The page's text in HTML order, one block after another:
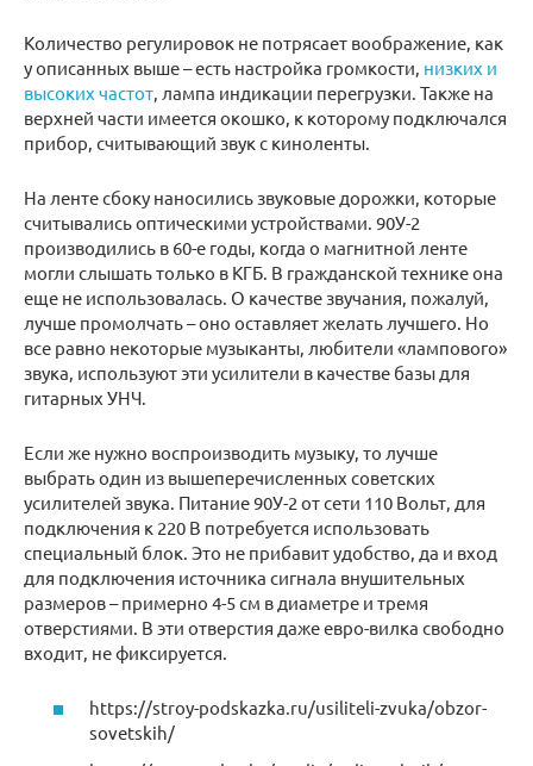
Количество регулировок не потрясает воображение, как
у описанных выше – есть настройка громкости, низких и
высоких частот , лампа индикации перегрузки. Также на
верхней части имеется окошко, к которому подключался
прибор, считывающий звук с киноленты.
На ленте сбоку наносились звуковые дорожки, которые
считывались оптическими устройствами. 90У-2
производились в 60-е годы, когда о магнитной ленте
могли слышать только в КГБ. В гражданской технике она
еще не использовалась. О качестве звучания, пожалуй,
лучше промолчать – оно оставляет желать лучшего. Но
все равно некоторые музыканты, любители «лампового»
звука, используют эти усилители в качестве базы для
гитарных УНЧ.
Если же нужно воспроизводить музыку, то лучше
выбрать один из вышеперечисленных советских
усилителей звука. Питание 90У-2 от сети 110 Вольт, для
подключения к 220 В потребуется использовать
специальный блок. Это не прибавит удобство, да и вход
для подключения источника сигнала внушительных
размеров – примерно 4-5 см в диаметре и тремя
отверстиями. В эти отверстия даже евро-вилка свободно
входит, не фиксируется.
https://stroy-podskazka.ru/usiliteli-zvuka/obzor-
sovetskih/